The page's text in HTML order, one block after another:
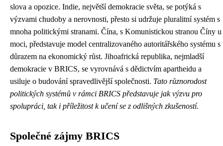
slova a opozice. Indie, největší demokracie světa, se potýká s
výzvami chudoby a nerovnosti, přesto si udržuje pluralitní systém s
mnoha politickými stranami. Čína, s Komunistickou stranou Číny u
moci, představuje model centralizovaného autoritářského systému s
důrazem na ekonomický růst. Jihoafrická republika, nejmladší
demokracie v BRICS, se vyrovnává s dědictvím apartheidu a
usiluje o budování spravedlivější společnosti. Tato různorodost
politických systémů v rámci BRICS představuje jak výzvu pro
spolupráci, tak i příležitost k učení se z odlišných zkušeností.
Společné zájmy BRICS